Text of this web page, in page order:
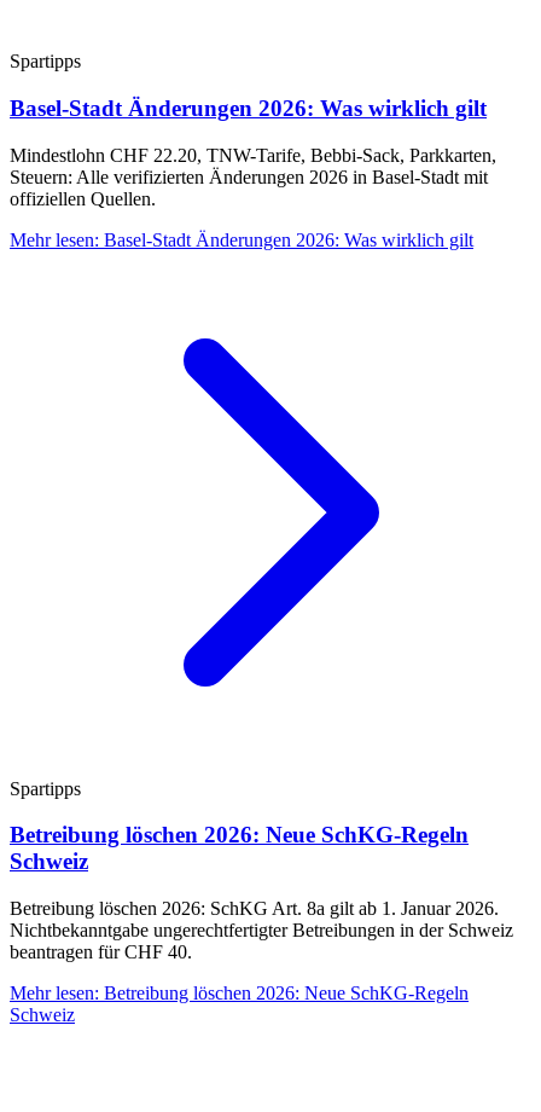
Spartipps
Basel-Stadt Änderungen 2026: Was wirklich gilt
Mindestlohn CHF 22.20, TNW-Tarife, Bebbi-Sack, Parkkarten,
Steuern: Alle verifizierten Änderungen 2026 in Basel-Stadt mit
offiziellen Quellen.
Mehr lesen: Basel-Stadt Änderungen 2026: Was wirklich gilt
Spartipps
Betreibung löschen 2026: Neue SchKG-Regeln
Schweiz
Betreibung löschen 2026: SchKG Art. 8a gilt ab 1. Januar 2026.
Nichtbekanntgabe ungerechtfertigter Betreibungen in der Schweiz
beantragen für CHF 40.
Mehr lesen: Betreibung löschen 2026: Neue SchKG-Regeln
Schweiz